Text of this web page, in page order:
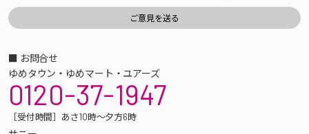
■ お問合せ
ゆめタウン・ゆめマート・ユアーズ
0120-37-1947
［受付時間］あさ10時～夕方6時